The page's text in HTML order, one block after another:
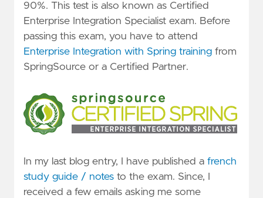
90%. This test is also known as Certified
Enterprise Integration Specialist exam. Before
passing this exam, you have to attend
Enterprise Integration with Spring training from
SpringSource or a Certified Partner.
In my last blog entry, I have published a french
study guide / notes to the exam. Since, I
received a few emails asking me some